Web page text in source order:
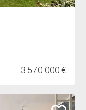
3 570 000 €